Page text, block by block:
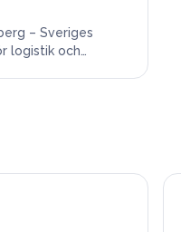
– Sveriges
logistik och